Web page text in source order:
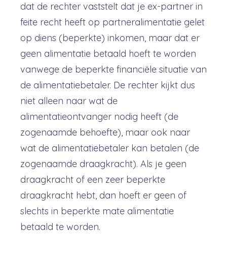
dat de rechter vaststelt dat je ex-partner in
feite recht heeft op partneralimentatie gelet
op diens (beperkte) inkomen, maar dat er
geen alimentatie betaald hoeft te worden
vanwege de beperkte financiële situatie van
de alimentatiebetaler. De rechter kijkt dus
niet alleen naar wat de
alimentatieontvanger nodig heeft (de
zogenaamde behoefte), maar ook naar
wat de alimentatiebetaler kan betalen (de
zogenaamde draagkracht). Als je geen
draagkracht of een zeer beperkte
draagkracht hebt, dan hoeft er geen of
slechts in beperkte mate alimentatie
betaald te worden.